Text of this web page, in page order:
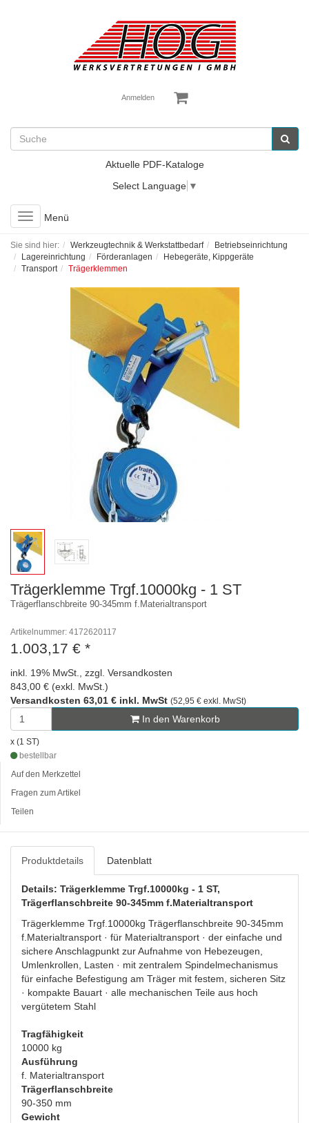
Anmelden
Aktuelle PDF-Kataloge
Select Language ▼
Toggle
navigation
Menü
Sie sind hier: Werkzeugtechnik & Werkstattbedarf
Betriebseinrichtung
Lagereinrichtung
Förderanlagen
Hebegeräte, Kippgeräte
Transport
Trägerklemmen
Trägerklemme Trgf.10000kg - 1 ST
Trägerflanschbreite 90-345mm f.Materialtransport
Artikelnummer: 4172620117
1.003,17 € *
inkl. 19% MwSt., zzgl. Versandkosten
843,00 € (exkl. MwSt.)
Versandkosten 63,01 € inkl. MwSt (52,95 € exkl. MwSt)
In den Warenkorb
x (1 ST)
bestellbar
Auf den Merkzettel
Fragen zum Artikel
Teilen
Produktdetails Datenblatt
Details: Trägerklemme Trgf.10000kg - 1 ST,
Trägerflanschbreite 90-345mm f.Materialtransport
Trägerklemme Trgf.10000kg Trägerflanschbreite 90-345mm
f.Materialtransport · für Materialtransport · der einfache und
sichere Anschlagpunkt zur Aufnahme von Hebezeugen,
Umlenkrollen, Lasten · mit zentralem Spindelmechanismus
für einfache Befestigung am Träger mit festem, sicheren Sitz
· kompakte Bauart · alle mechanischen Teile aus hoch
vergütetem Stahl
Tragfähigkeit
10000 kg
Ausführung
f. Materialtransport
Trägerflanschbreite
90-350 mm
Gewicht